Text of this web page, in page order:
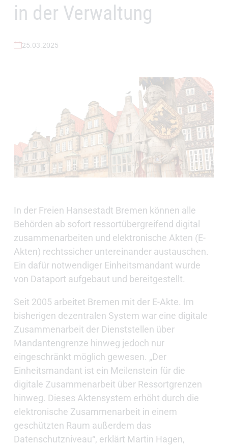
in der Verwaltung
25.03.2025
In der Freien Hansestadt Bremen können alle
Behörden ab sofort ressortübergreifend digital
zusammenarbeiten und elektronische Akten (E-
Akten) rechtssicher untereinander austauschen.
Ein dafür notwendiger Einheitsmandant wurde
von Dataport aufgebaut und bereitgestellt.
Seit 2005 arbeitet Bremen mit der E-Akte. Im
bisherigen dezentralen System war eine digitale
Zusammenarbeit der Dienststellen über
Mandantengrenze hinweg jedoch nur
eingeschränkt möglich gewesen. „Der
Einheitsmandant ist ein Meilenstein für die
digitale Zusammenarbeit über Ressortgrenzen
hinweg. Dieses Aktensystem erhöht durch die
elektronische Zusammenarbeit in einem
geschützten Raum außerdem das
Datenschutzniveau“, erklärt Martin Hagen,